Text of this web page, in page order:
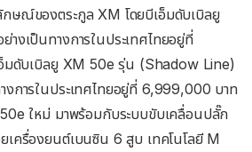
ษณ์ของตระกูล XM โดยบีเอ็มดับเบิลยู
างเป็นทางการในประเทศไทยอยู่ที่
มดับเบิลยู XM 50e รุ่น (Shadow Line)
งการในประเทศไทยอยู่ที่ 6,999,000 บาท
ใหม่ มาพร้อมกับระบบขับเคลื่อนปลั๊ก
ครื่องยนต์เบนซิน 6 สูบ เทคโนโลยี M